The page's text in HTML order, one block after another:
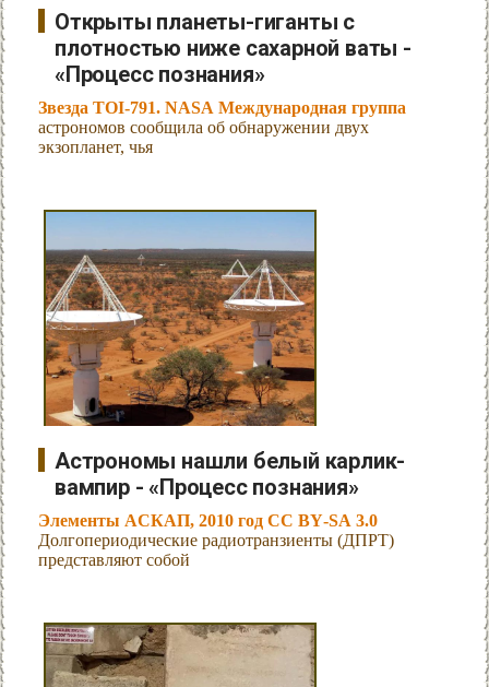
Открыты планеты-гиганты с
плотностью ниже сахарной ваты -
«Процесс познания»
Звезда TOI‑791. NASA Международная группа
астрономов сообщила об обнаружении двух
экзопланет, чья
Астрономы нашли белый карлик-
вампир - «Процесс познания»
Элементы АСКАП, 2010 год CC BY-SA 3.0
Долгопериодические радиотранзиенты (ДПРТ)
представляют собой